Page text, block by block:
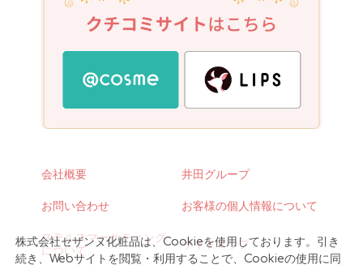
会社概要 井田グループ
お問い合わせ お客様の個人情報について
ステルスマーケティング
について
サイトマップ
株式会社セザンヌ化粧品は、Cookieを使用しております。引き
続き、Webサイトを閲覧・利用することで、Cookieの使用に同